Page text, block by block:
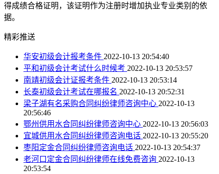
得成绩合格证明，该证明作为注册时增加执业专业类别的依
据。
精彩推送
华安初级会计报考条件 2022-10-13 20:54:40
平和初级会计考试什么时候考 2022-10-13 20:53:57
南靖初级会计证报考条件 2022-10-13 20:53:14
长泰初级会计考试在哪报名 2022-10-13 20:52:31
梁子湖有名采购合同纠纷律师咨询中心 2022-10-13
20:56:46
鄂州供用水合同纠纷律师咨询中心 2022-10-13 20:56:03
宜城供用水合同纠纷律师咨询电话 2022-10-13 20:55:20
枣阳定金合同纠纷律师咨询电话 2022-10-13 20:54:37
老河口定金合同纠纷律师在线免费咨询 2022-10-13
20:53:54